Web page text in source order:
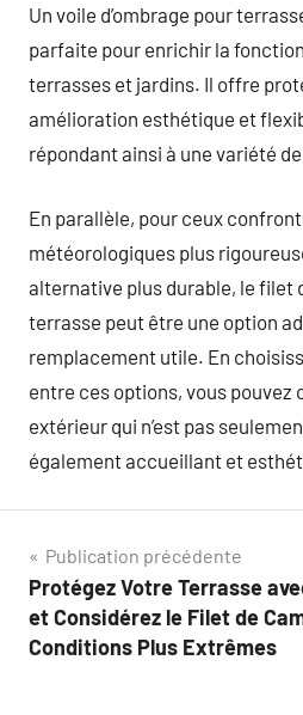
Un voile d’ombrage pour
parfaite pour enrichir la
terrasses et jardins. Il offre
amélioration esthétique et
répondant ainsi à une variété
En parallèle, pour ceux
météorologiques plus
alternative plus durable, le filet
terrasse peut être une option
remplacement utile. En
entre ces options, vous pouvez
extérieur qui n’est pas
également accueillant et
Navigation
de
l’article
Publication précédente
Protégez Votre Terrasse
et Considérez le Filet de
Conditions Plus Extrêmes